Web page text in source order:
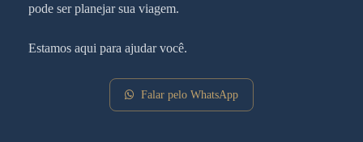
pode ser planejar sua viagem.
Estamos aqui para ajudar você.
Falar pelo WhatsApp